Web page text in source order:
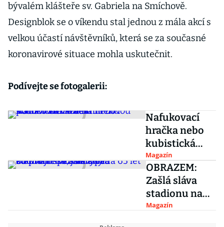
bývalém klášteře sv. Gabriela na Smíchově.
Designblok se o víkendu stal jednou z mála akcí s
velkou účastí návštěvníků, která se za současné
koronavirové situace mohla uskutečnit.
Podívejte se fotogalerii:
Nafukovací
hračka nebo
kubistická
váza. Studenti
VŠUP v Praze
navrhli novou
podobu
bankovek
Magazín
OBRAZEM:
Zašlá sláva
stadionu na
Strahově.
Magazín